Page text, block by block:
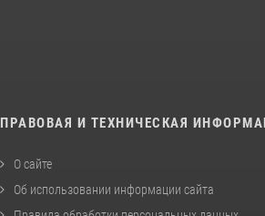
ПРАВОВАЯ И ТЕХНИЧЕСКАЯ
О сайте
Об использовании информации сайта